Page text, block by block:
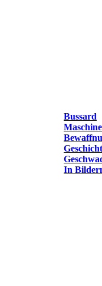
Bussard
Maschine
In